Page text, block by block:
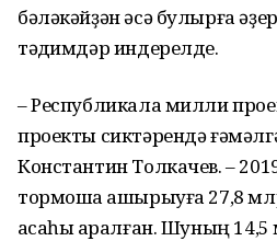
бәләкәйҙән әсә булырға
тәҡдимдәр индерелде.
– Республикала милли
проекты сиктәрендә
Константин Толкачев. –
тормошҡа ашырыуға 27,8
аҡсаһы ҡаралған. Шуның